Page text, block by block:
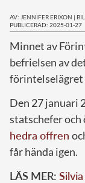
AV: JENNIFER ERIXON |
PUBLICERAD: 2025-01-27
Minnet av
befrielsen av
förintelselägret
Den 27 januari
statschefer och
hedra offren
får hända igen.
LÄS MER: